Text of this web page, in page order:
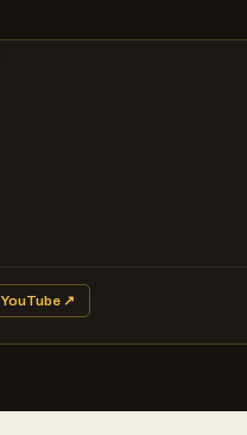
YouTube ↗